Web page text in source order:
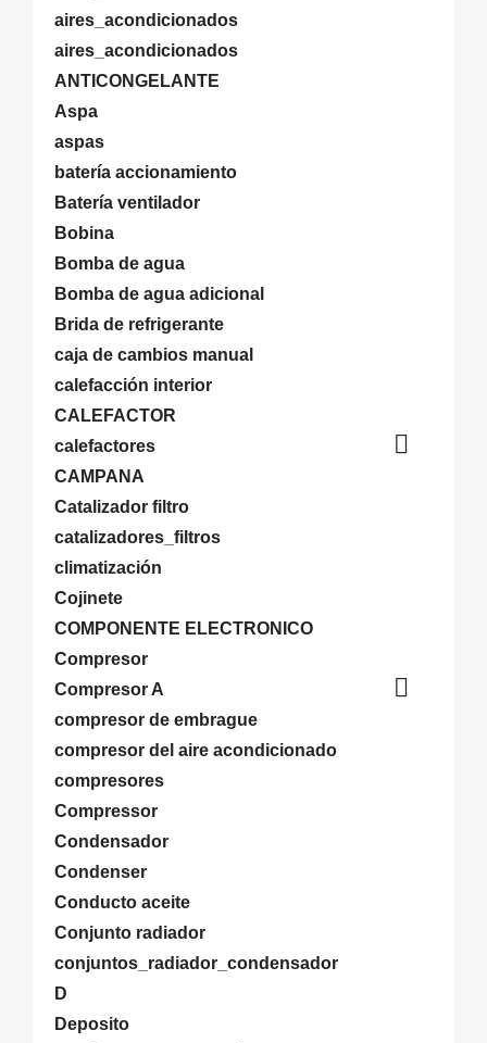
aires_acondicionados
aires_acondicionados
ANTICONGELANTE
Aspa
aspas
batería accionamiento
Batería ventilador
Bobina
Bomba de agua
Bomba de agua adicional
Brida de refrigerante
caja de cambios manual
calefacción interior
CALEFACTOR
calefactores

CAMPANA
Catalizador filtro
catalizadores_filtros
climatización
Cojinete
COMPONENTE ELECTRONICO
Compresor
Compresor A

compresor de embrague
compresor del aire acondicionado
compresores
Compressor
Condensador
Condenser
Conducto aceite
Conjunto radiador
conjuntos_radiador_condensador
D
Deposito